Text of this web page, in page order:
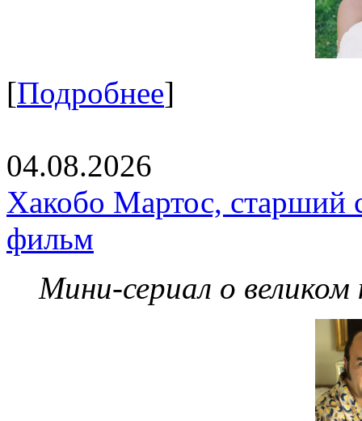
[Подробнее]
04.08.2026
Хакобо Мартос, старший
фильм
Мини-сериал о великом